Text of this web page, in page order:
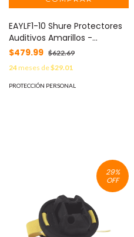
EAYLF1-10 Shure Protectores
Auditivos Amarillos -
Potentes y Cómodos para el
Oído - Certificación de
Protección Auditiva
$479.99 $622.69
24meses de$29.01
PROTECCIÓN PERSONAL
29%
OFF